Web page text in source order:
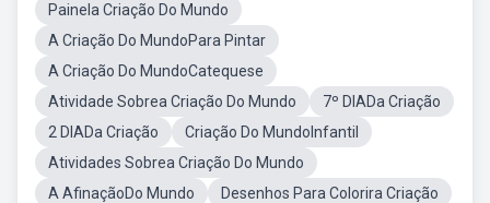
Painela Criação Do Mundo
A Criação Do MundoPara Pintar
A Criação Do MundoCatequese
Atividade Sobrea Criação Do Mundo
7º DIADa Criação
2 DIADa Criação
Criação Do MundoInfantil
Atividades Sobrea Criação Do Mundo
A AfinaçãoDo Mundo
Desenhos Para Colorira Criação